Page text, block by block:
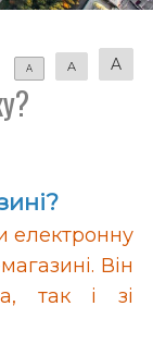
A A A
електронну
Він
так і зі